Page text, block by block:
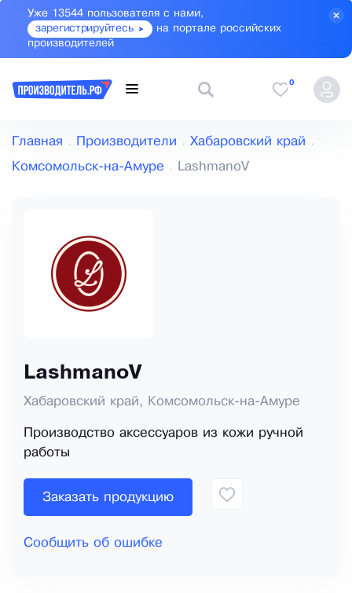
Уже 13544 пользователя с нами,
зарегистрируйтесь
на портале российских
производителей
0
Главная Производители Хабаровский край
Комсомольск-на-Амуре LashmanoV
LashmanoV
Хабаровский край, Комсомольск-на-Амуре
Производство аксессуаров из кожи ручной
работы
Заказать продукцию
Сообщить об ошибке